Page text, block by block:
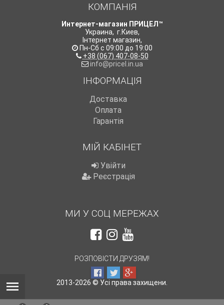
КОМПАНІЯ
Интернет-магазин ПРИЦЕЛ™
Украина, г.Киев,
Інтернет магазин,
Пн-Сб с 09:00 до 19:00
+38 (067) 407-08-50
info@pricel.in.ua
ІНФОРМАЦІЯ
Доставка
Оплата
Гарантія
МІЙ КАБІНЕТ
Увійти
Реєстрація
МИ У СОЦ МЕРЕЖАХ
РОЗПОВІСТИ ДРУЗЯМ!
2013-2026 © Усі права захищени.